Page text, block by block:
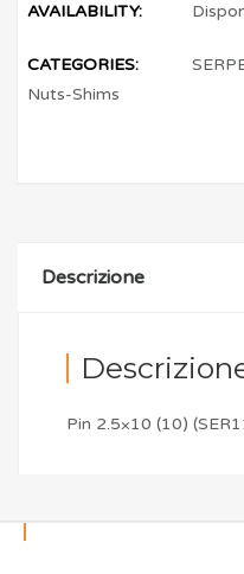
AVAILABILITY:
CATEGORIES:
Nuts-Shims
Descrizione
Pin 2.5×10 (10)